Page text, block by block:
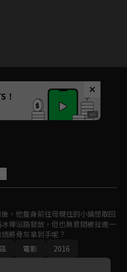
！
，他隻身前往母親住的小鎮想取回
棒沿路發放，但也無意間被扯進一
將骨灰拿到手呢？
電影
2016